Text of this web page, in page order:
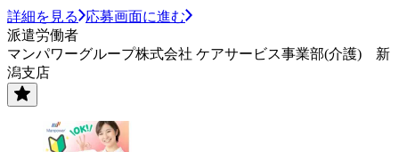
詳細を見る
応募画面に進む
派遣労働者
マンパワーグループ株式会社 ケアサービス事業部(介護) 新
潟支店